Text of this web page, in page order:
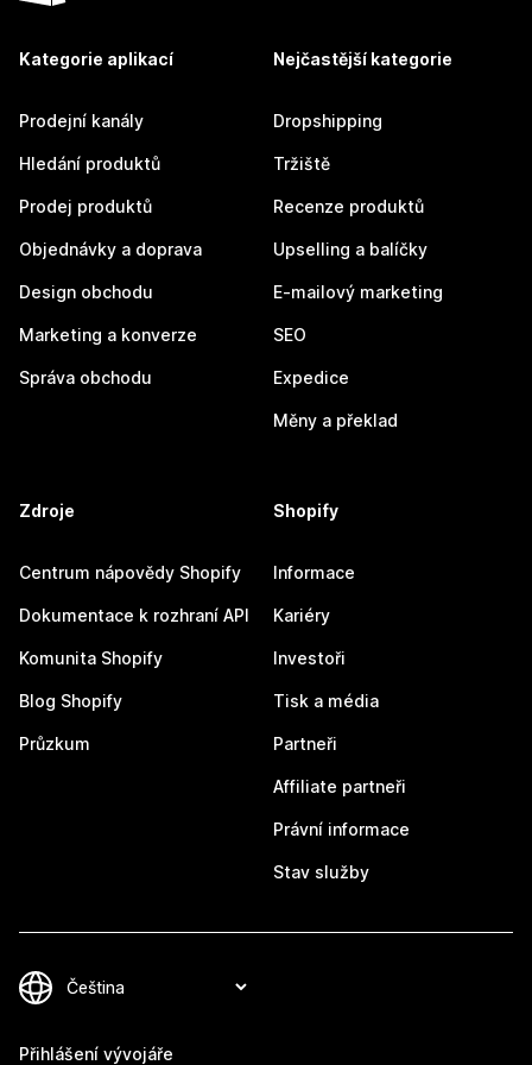
Kategorie aplikací
Prodejní kanály
Hledání produktů
Prodej produktů
Objednávky a doprava
Design obchodu
Marketing a konverze
Správa obchodu
Nejčastější kategorie
Dropshipping
Tržiště
Recenze produktů
Upselling a balíčky
E-mailový marketing
SEO
Expedice
Měny a překlad
Zdroje
Centrum nápovědy Shopify
Dokumentace k rozhraní API
Komunita Shopify
Blog Shopify
Průzkum
Shopify
Informace
Kariéry
Investoři
Tisk a média
Partneři
Affiliate partneři
Právní informace
Stav služby
Přihlášení vývojáře